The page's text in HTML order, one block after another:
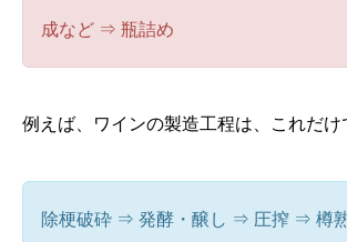
成など ⇒ 瓶詰め
例えば、ワインの製造工程は、これだけ
除梗破砕 ⇒ 発酵・醸し ⇒ 圧搾 ⇒ 樽